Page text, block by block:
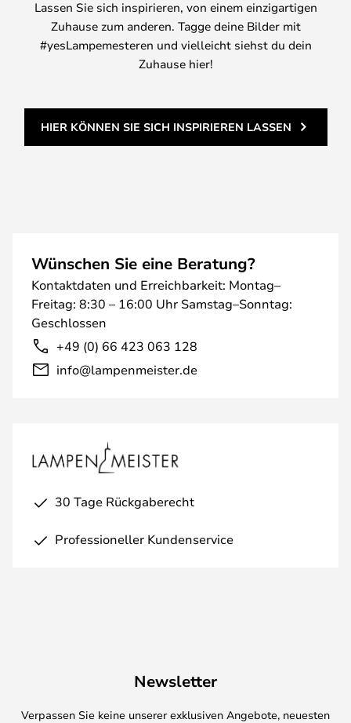
Lassen Sie sich inspirieren, von einem einzigartigen
Zuhause zum anderen. Tagge deine Bilder mit
#yesLampemesteren und vielleicht siehst du dein
Zuhause hier!
HIER KÖNNEN SIE SICH INSPIRIEREN LASSEN
Wünschen Sie eine Beratung?
Kontaktdaten und Erreichbarkeit: Montag–
Freitag: 8:30 – 16:00 Uhr Samstag–Sonntag:
Geschlossen
+49 (0) 66 423 063 128
info@lampenmeister.de
30 Tage Rückgaberecht
Professioneller Kundenservice
Newsletter
Verpassen Sie keine unserer exklusiven Angebote, neuesten